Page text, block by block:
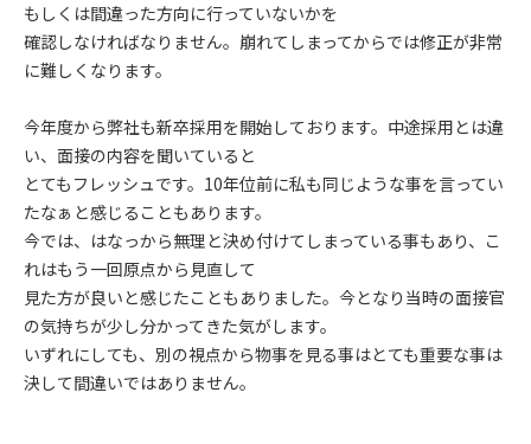
もしくは間違った方向に行っていないかを
確認しなければなりません。崩れてしまってからでは修正が非常
に難しくなります。
今年度から弊社も新卒採用を開始しております。中途採用とは違
い、面接の内容を聞いていると
とてもフレッシュです。10年位前に私も同じような事を言ってい
たなぁと感じることもあります。
今では、はなっから無理と決め付けてしまっている事もあり、こ
れはもう一回原点から見直して
見た方が良いと感じたこともありました。今となり当時の面接官
の気持ちが少し分かってきた気がします。
いずれにしても、別の視点から物事を見る事はとても重要な事は
決して間違いではありません。